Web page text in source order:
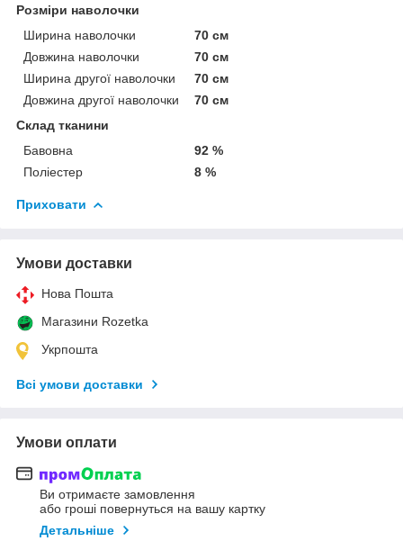
Розміри наволочки
Ширина наволочки
70 см
Довжина наволочки
70 см
Ширина другої наволочки
70 см
Довжина другої наволочки
70 см
Склад тканини
Бавовна
92 %
Поліестер
8 %
Приховати
Умови доставки
Нова Пошта
Магазини Rozetka
Укрпошта
Всі умови доставки
Умови оплати
Ви отримаєте замовлення
або гроші повернуться на вашу картку
Детальніше